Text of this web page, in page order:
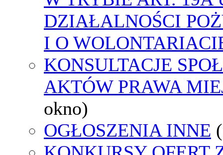
DZIAŁALNOŚCI
I O
KONSULTACJE
AKTÓW PRAWA
okno)
OGŁOSZENIA INNE